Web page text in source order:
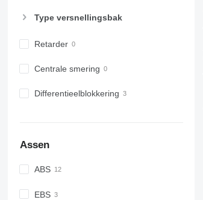
Type versnellingsbak
Retarder
Centrale smering
Differentieelblokkering
Assen
ABS
EBS